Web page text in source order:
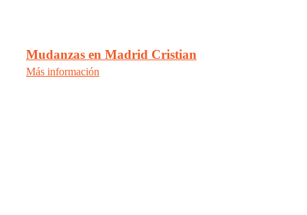
Mudanzas en Madrid Cristian
Más información